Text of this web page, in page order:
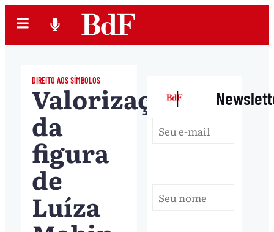
DIREITO AOS SÍMBOLOS
Valorização
da
figura
de
Luíza
|